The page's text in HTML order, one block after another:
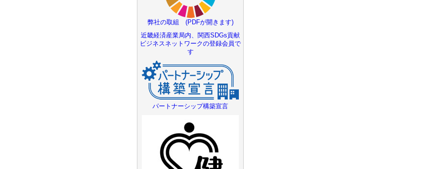
弊社の取組 (PDFが開きます)
近畿経済産業局内、関西SDGs貢献
ビジネスネットワークの登録会員で
す
パートナーシップ構築宣言